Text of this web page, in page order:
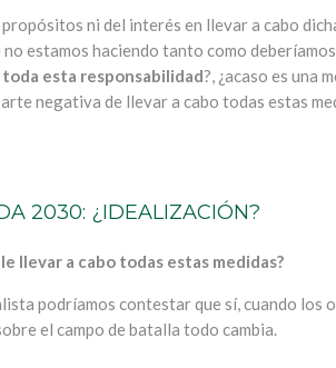
ni del interés en llevar a cabo
estamos haciendo tanto como
esta responsabilidad?, ¿acaso es una
negativa de llevar a cabo todas estas
2030: ¿IDEALIZACIÓN?
llevar a cabo todas estas medidas?
podríamos contestar que sí, cuando los
el campo de batalla todo cambia.